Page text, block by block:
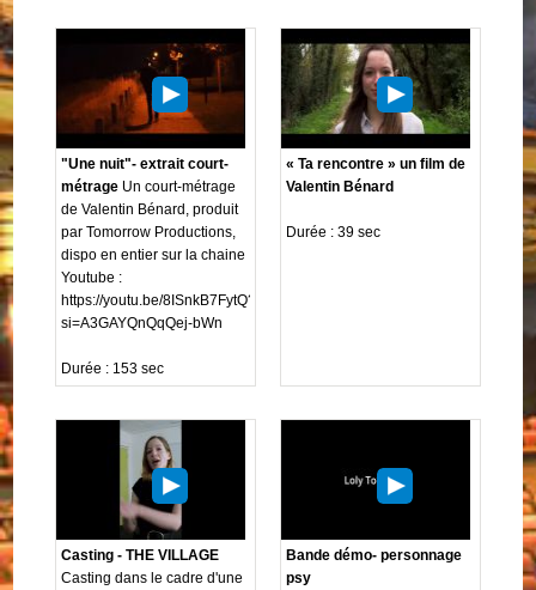
"Une nuit"- extrait court-
métrage Un court-métrage
de Valentin Bénard, produit
par Tomorrow Productions,
dispo en entier sur la chaine
Youtube :
https://youtu.be/8ISnkB7FytQ?
si=A3GAYQnQqQej-bWn
Durée : 153 sec
« Ta rencontre » un film de
Valentin Bénard
Durée : 39 sec
Casting - THE VILLAGE
Casting dans le cadre d'une
Bande démo- personnage
psy